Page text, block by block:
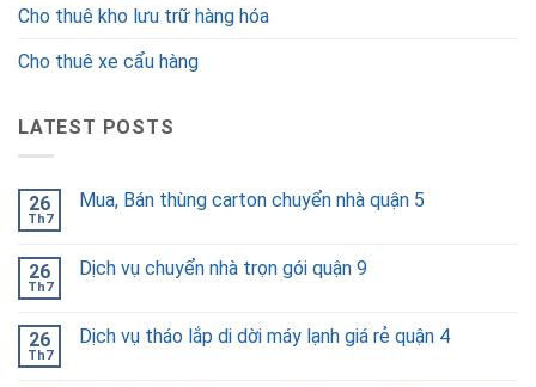
Cho thuê kho lưu trữ hàng hóa
Cho thuê xe cẩu hàng
LATEST POSTS
26
Th7
Mua, Bán thùng carton chuyển nhà quận 5
26
Th7
Dịch vụ chuyển nhà trọn gói quận 9
26
Th7
Dịch vụ tháo lắp di dời máy lạnh giá rẻ quận 4